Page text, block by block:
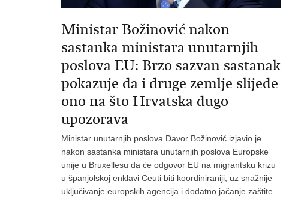
Ministar Božinović nakon
sastanka ministara unutarnjih
poslova EU: Brzo sazvan sastanak
pokazuje da i druge zemlje slijede
ono na što Hrvatska dugo
upozorava
Ministar unutarnjih poslova Davor Božinović izjavio je
nakon sastanka ministara unutarnjih poslova Europske
unije u Bruxellesu da će odgovor EU na migrantsku krizu
u španjolskoj enklavi Ceuti biti koordiniraniji, uz snažnije
uključivanje europskih agencija i dodatno jačanje zaštite